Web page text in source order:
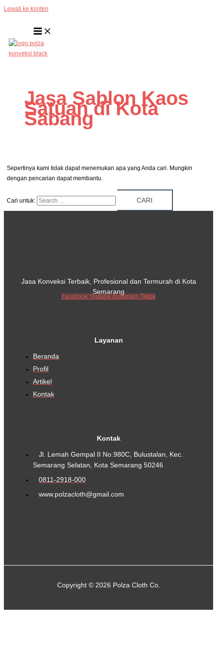
Lewati ke konten
Jasa Sablon Kaos
Satuan di Kota
Sabang
Sepertinya kami tidak dapat menemukan apa yang Anda cari. Mungkin
dengan pencarian dapat membantu.
Cari untuk:
Jasa Konveksi Terbaik, Profesional dan Termurah di Kota
Semarang
Facebook Youtube Instagram Tiktok
Layanan
Beranda
Profil
Artikel
Kontak
Kontak
Jl. Lemah Gempal II No.980C, Bulustalan, Kec.
Semarang Selatan, Kota Semarang 50246
0811-2918-000
www.polzacloth@gmail.com
Copyright © 2026 Polza Cloth Co.